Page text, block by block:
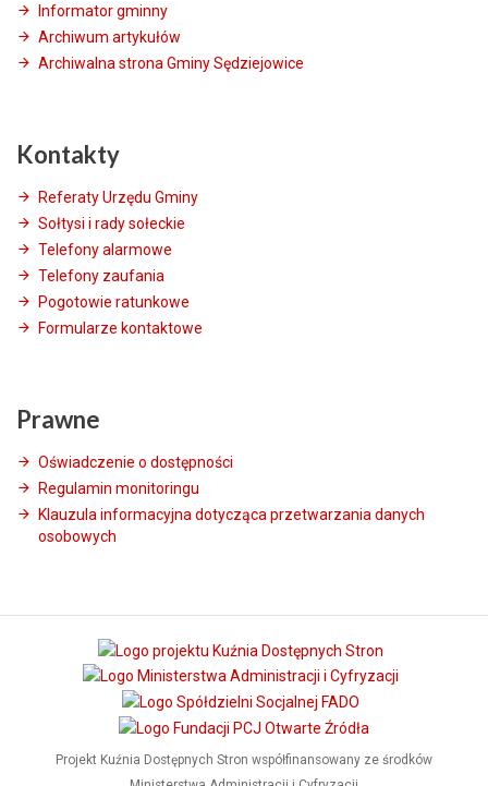
Informator gminny
Archiwum artykułów
Archiwalna strona Gminy Sędziejowice
Kontakty
Referaty Urzędu Gminy
Sołtysi i rady sołeckie
Telefony alarmowe
Telefony zaufania
Pogotowie ratunkowe
Formularze kontaktowe
Prawne
Oświadczenie o dostępności
Regulamin monitoringu
Klauzula informacyjna dotycząca przetwarzania danych
osobowych
Projekt Kuźnia Dostępnych Stron współfinansowany ze środków